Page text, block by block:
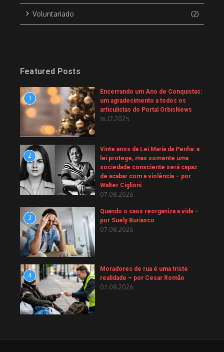
Voluntariado (2)
Featured Posts
1
Encerrando um Ano de Conquistas:
um agradecimento a todos os
articulistas do Portal OrbisNews
16.12.2025
2
Vinte anos da Lei Maria da Penha: a
lei protege, mas somente uma
sociedade consciente será capaz
de acabar com a violência – por
Walter Ciglioni
07.08.2026
3
Quando o caos reorganiza a vida –
por Suely Buriasco
07.08.2026
4
Moradores de rua é uma triste
realidade – por Cesar Romão
07.08.2026